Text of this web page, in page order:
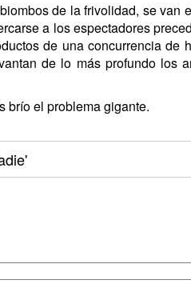
de la frivolidad, se van
a los espectadores
de una concurrencia de
de lo más profundo los
brío el problema gigante.